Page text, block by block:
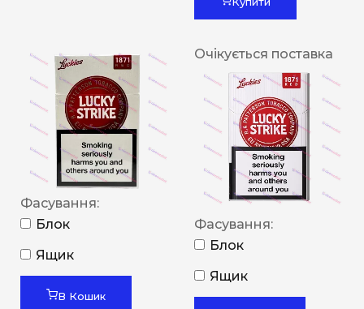
Фасування:
Блок
Ящик
В Кошик
Очікується поставка
Фасування:
Блок
Ящик